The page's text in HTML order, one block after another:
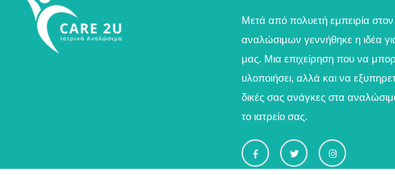
Μετά από πολυετή εμπειρία
αναλώσιμων γεννήθηκε η ιδέα
μας. Μια επιχείρηση που να
υλοποιήσει, αλλά και να
δικές σας ανάγκες στα
το ιατρείο σας.